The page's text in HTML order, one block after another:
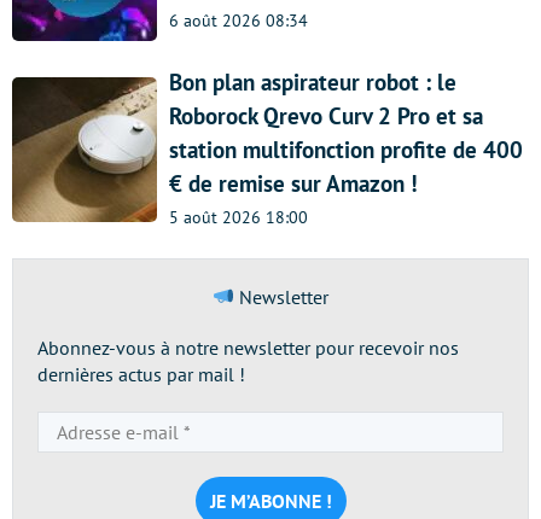
6 août 2026 08:34
Bon plan aspirateur robot : le
Roborock Qrevo Curv 2 Pro et sa
station multifonction profite de 400
€ de remise sur Amazon !
5 août 2026 18:00
Newsletter
Abonnez-vous à notre newsletter pour recevoir nos
dernières actus par mail !
e-
mail
*